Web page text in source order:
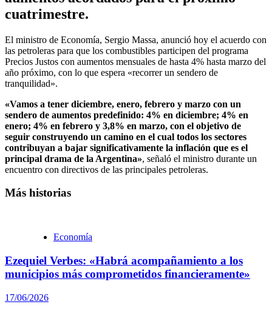
cuatrimestre.
El ministro de Economía, Sergio Massa, anunció hoy el acuerdo con
las petroleras para que los combustibles participen del programa
Precios Justos con aumentos mensuales de hasta 4% hasta marzo del
año próximo, con lo que espera «recorrer un sendero de
tranquilidad».
«Vamos a tener diciembre, enero, febrero y marzo con un
sendero de aumentos predefinido: 4% en diciembre; 4% en
enero; 4% en febrero y 3,8% en marzo, con el objetivo de
seguir construyendo un camino en el cual todos los sectores
contribuyan a bajar significativamente la inflación que es el
principal drama de la Argentina», señaló el ministro durante un
encuentro con directivos de las principales petroleras.
Más historias
Economía
Ezequiel Verbes: «Habrá acompañamiento a los
municipios más comprometidos financieramente»
17/06/2026